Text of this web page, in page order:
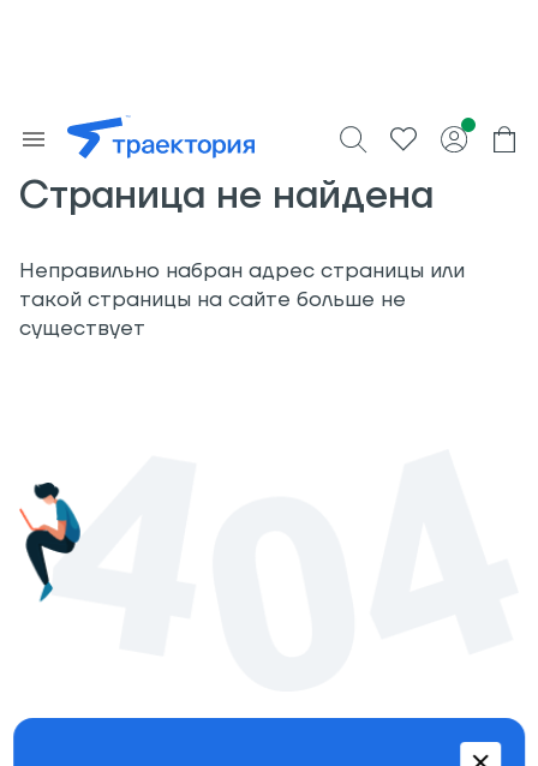
Страница не найдена
Неправильно набран адрес страницы или
такой страницы на сайте больше не
существует